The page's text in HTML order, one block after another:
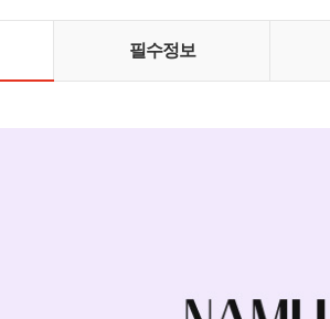
필수정보